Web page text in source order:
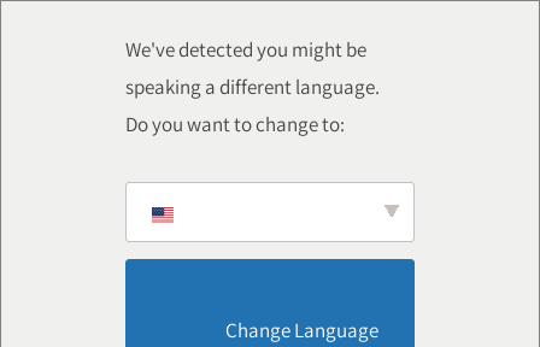
We've detected you might be
speaking a different language.
Do you want to change to: